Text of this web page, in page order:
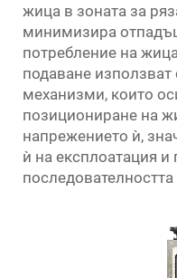
жица в зоната за
минимизира
потребление на
подаване
механизми, които
позициониране на
напрежението ѝ,
ѝ на експлоатация и
последователността